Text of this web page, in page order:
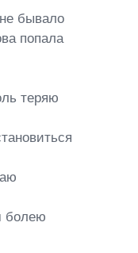
бывало
попала
теряю
болею